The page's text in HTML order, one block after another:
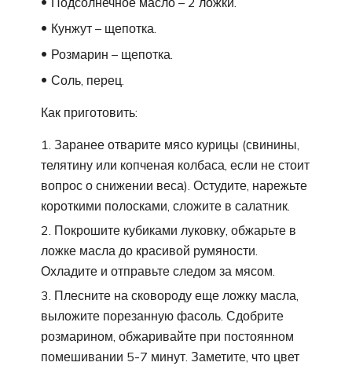
Кунжут – щепотка.
Розмарин – щепотка.
Соль, перец.
Как приготовить:
Заранее отварите мясо курицы (свинины,
телятину или копченая колбаса, если не стоит
вопрос о снижении веса). Остудите, нарежьте
короткими полосками, сложите в салатник.
Покрошите кубиками луковку, обжарьте в
ложке масла до красивой румяности.
Охладите и отправьте следом за мясом.
Плесните на сковороду еще ложку масла,
выложите порезанную фасоль. Сдобрите
розмарином, обжаривайте при постоянном
помешивании 5-7 минут. Заметите, что цвет